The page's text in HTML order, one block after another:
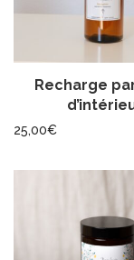
Recharge
25,00€